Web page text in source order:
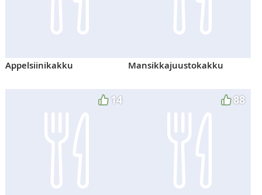
Appelsiinikakku Mansikkajuustokakku
14 88